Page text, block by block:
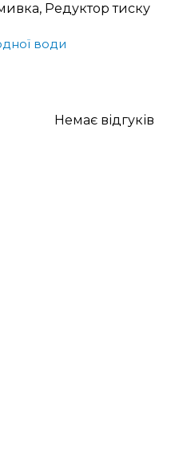
Редуктор тиску
води
Немає відгуків